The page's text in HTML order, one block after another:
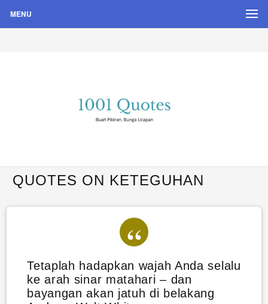
MENU
Quote Hari Puisi
QUOTES ON KETEGUHAN
Tetaplah hadapkan wajah Anda selalu
ke arah sinar matahari – dan
bayangan akan jatuh di belakang